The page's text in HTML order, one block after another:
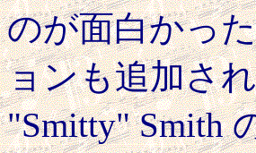
のが面白かっ
ョンも追加さ
"Smitty" Smith